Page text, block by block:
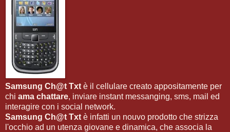
Samsung Ch@t Txt è il cellulare creato appositamente per
chi ama chattare, inviare instant messanging, sms, mail ed
interagire con i social network.
Samsung Ch@t Txt è infatti un nouvo prodotto che strizza
l'occhio ad un utenza giovane e dinamica, che associa la